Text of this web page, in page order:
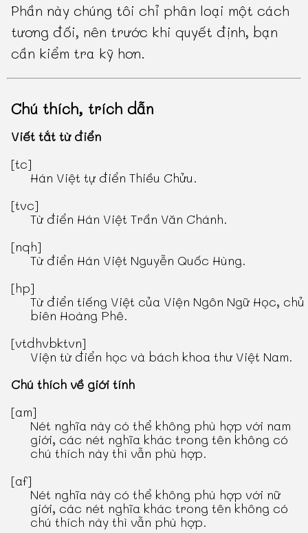
Phần này chúng tôi chỉ phân loại một cách
tương đối, nên trước khi quyết định, bạn
cần kiểm tra kỹ hơn.
Chú thích, trích dẫn
Viết tắt từ điển
[tc]
Hán Việt tự điển Thiều Chửu.
[tvc]
Từ điển Hán Việt Trần Văn Chánh.
[nqh]
Từ điển Hán Việt Nguyễn Quốc Hùng.
[hp]
Từ điển tiếng Việt của Viện Ngôn Ngữ Học, chủ
biên Hoàng Phê.
[vtdhvbktvn]
Viện từ điển học và bách khoa thư Việt Nam.
Chú thích về giới tính
[am]
Nét nghĩa này có thể không phù hợp với nam
giới, các nét nghĩa khác trong tên không có
chú thích này thì vẫn phù hợp.
[af]
Nét nghĩa này có thể không phù hợp với nữ
giới, các nét nghĩa khác trong tên không có
chú thích này thì vẫn phù hợp.